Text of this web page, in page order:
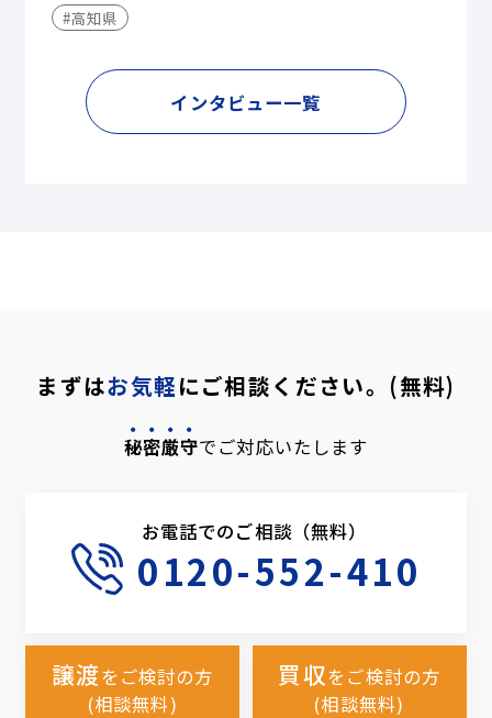
#高知県
インタビュー一覧
まずはお気軽にご相談ください。(無料)
秘密厳守でご対応いたします
お電話でのご相談（無料）
0120-552-410
譲渡をご検討の方
(相談無料)
買収をご検討の方
(相談無料)